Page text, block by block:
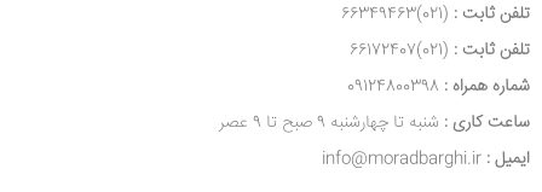
تلفن ثابت : (021)66349463
تلفن ثابت : (021)66172407
شماره همراه : 09124800398
ساعت کاری : شنبه تا چهارشنبه 9 صبح تا 9 عصر
ایمیل : info@moradbarghi.ir